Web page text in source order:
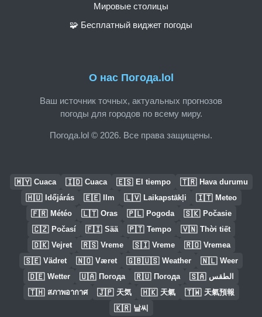
О нас Погода.lol
Ваш источник точных, актуальных прогнозов
погоды для городов по всему миру.
Погода.lol © 2026. Все права защищены.
Мировые столицы
🧩 Бесплатный виджет погоды
🇲🇾 Cuaca 🇮🇩 Cuaca 🇪🇸 El tiempo 🇹🇷 Hava durumu
🇭🇺 Időjárás 🇪🇪 Ilm 🇱🇻 Laikapstākļi 🇮🇹 Meteo
🇫🇷 Météo 🇱🇹 Oras 🇵🇱 Pogoda 🇸🇰 Počasie
🇨🇿 Počasí 🇫🇮 Sää 🇵🇹 Tempo 🇻🇳 Thời tiết
🇩🇰 Vejret 🇷🇸 Vreme 🇸🇮 Vreme 🇷🇴 Vremea
🇸🇪 Vädret 🇳🇴 Været 🇬🇧🇺🇸 Weather 🇳🇱 Weer
🇩🇪 Wetter 🇺🇦 Погода 🇷🇺 Погода 🇸🇦 الطقس
🇹🇭 สภาพอากาศ 🇯🇵 天気 🇭🇰 天氣 🇹🇼 天氣預報
🇰🇷 날씨